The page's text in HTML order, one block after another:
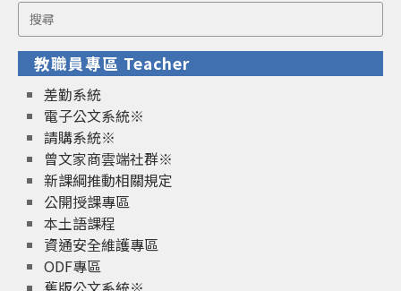
Search
for:
教職員專區 Teacher
差勤系統
電子公文系統※
請購系統※
曾文家商雲端社群※
新課綱推動相關規定
公開授課專區
本土語課程
資通安全維護專區
ODF專區